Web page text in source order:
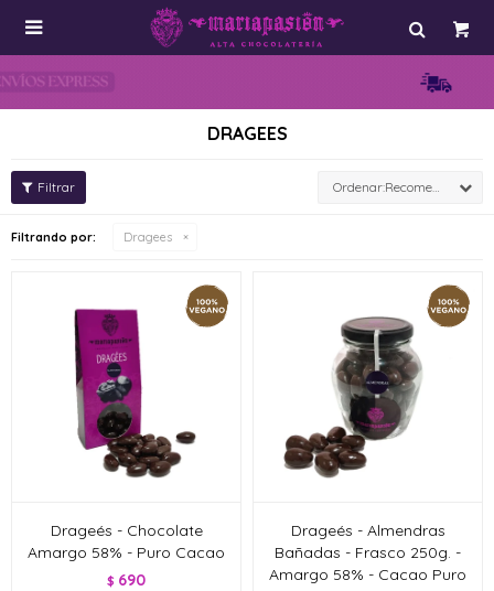

DRAGEES
Recomendados
Filtrando por: Dragees
Drageés - Chocolate
Amargo 58% - Puro Cacao
$ 690
Drageés - Almendras
Bañadas - Frasco 250g. -
Amargo 58% - Cacao Puro